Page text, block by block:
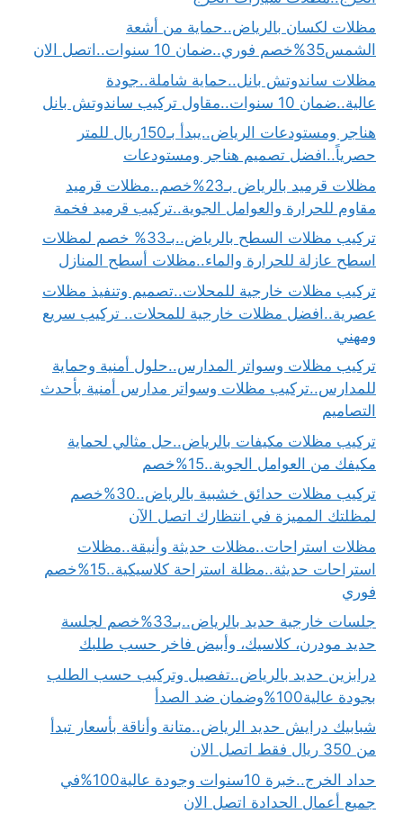
مظلات لكسان بالرياض..حماية من أشعة
الشمس35%خصم فوري..ضمان 10 سنوات..اتصل الان
مظلات ساندوتش بانل..حماية شاملة..جودة
عالية..ضمان 10 سنوات..مقاول تركيب ساندوتش بانل
هناجر ومستودعات الرياض..يبدأ بـ150ريال للمتر
حصرياً..افضل تصميم هناجر ومستودعات
مظلات قرميد بالرياض بـ23%خصم..مظلات قرميد
مقاوم للحرارة والعوامل الجوية..تركيب قرميد فخمة
تركيب مظلات السطح بالرياض..بـ33% خصم لمظلات
اسطح عازلة للحرارة والماء..مظلات أسطح المنازل
تركيب مظلات خارجية للمحلات..تصميم وتنفيذ مظلات
عصرية..افضل مظلات خارجية للمحلات.. تركيب سريع
ومهني
تركيب مظلات وسواتر المدارس..حلول أمنية وحماية
للمدارس..تركيب مظلات وسواتر مدارس أمنية بأحدث
التصاميم
تركيب مظلات مكيفات بالرياض..حل مثالي لحماية
مكيفك من العوامل الجوية..15%خصم
تركيب مظلات حدائق خشبية بالرياض..30%خصم
لمظلتك المميزة في انتظارك اتصل الآن
مظلات استراحات..مظلات حديثة وأنيقة..مظلات
استراحات حديثة..مظلة استراحة كلاسيكية..15%خصم
فوري
جلسات خارجية حديد بالرياض..بـ33%خصم لجلسة
حديد مودرن، كلاسيك، وأبيض فاخر حسب طلبك
درابزين حديد بالرياض..تفصيل وتركيب حسب الطلب
بجودة عالية100%وضمان ضد الصدأ
شبابيك درايش حديد الرياض..متانة وأناقة بأسعار تبدأ
من 350 ريال فقط اتصل الان
حداد الخرج..خبرة 10سنوات وجودة عالية100%في
جميع أعمال الحدادة اتصل الان